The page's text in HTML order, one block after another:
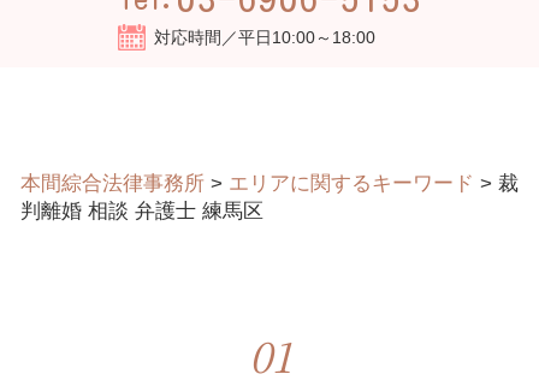
対応時間／平日10:00～18:00
本間綜合法律事務所 > エリアに関するキーワード > 裁
判離婚 相談 弁護士 練馬区
01